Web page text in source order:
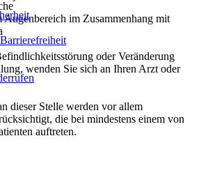
im Zusammenhang mit
oder Veränderung
wenden Sie sich an Ihren Arzt oder
dieser Stelle werden vor allem
die bei mindestens einem von
auftreten.